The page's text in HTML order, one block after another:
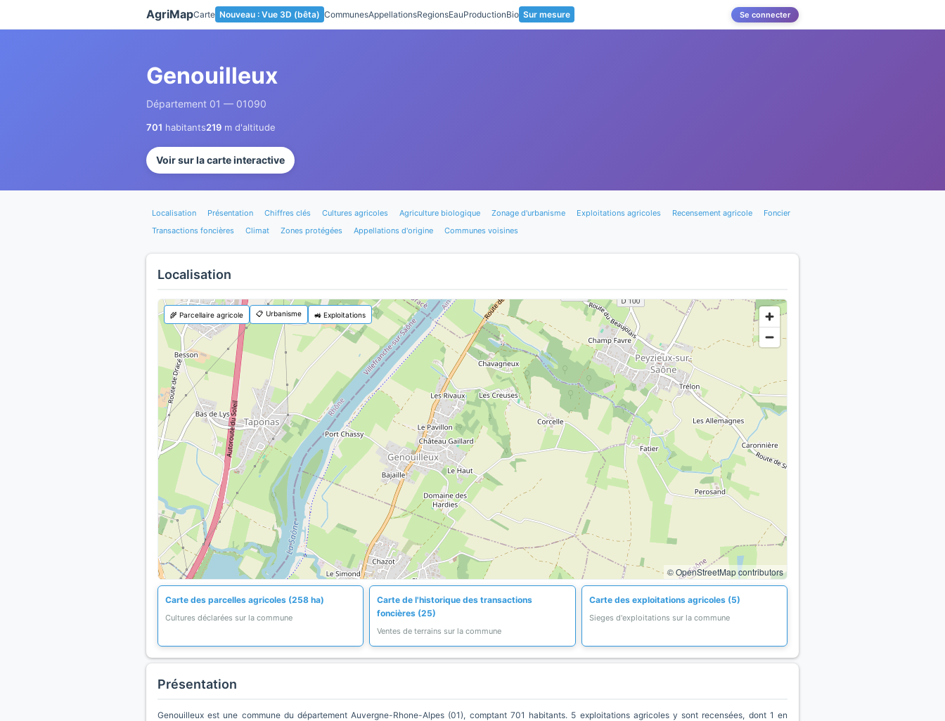
AgriMapCarte Nouveau : Vue 3D (bêta) CommunesAppellationsRegionsEauProductionBio Sur mesure Se connecter
Genouilleux
Département 01 — 01090
701 habitants219 m d'altitude
Voir sur la carte interactive
Localisation Présentation Chiffres clés Cultures agricoles Agriculture biologique Zonage d'urbanisme Exploitations agricoles Recensement agricole
Foncier
Transactions foncières
Climat Zones protégées Appellations d'origine Communes voisines
Localisation
© OpenStreetMap contributors
🌾 Parcellaire agricole 📋 Urbanisme 🚜 Exploitations
Carte des parcelles agricoles (258 ha)
Cultures déclarées sur la commune
Carte de l'historique des transactions
foncières (25)
Ventes de terrains sur la commune
Carte des exploitations agricoles (5)
Sieges d'exploitations sur la commune
Présentation
Genouilleux est une commune du département Auvergne-Rhone-Alpes (01), comptant 701 habitants. 5 exploitations agricoles y sont recensées, dont 1 en
Panneau de gestion des cookies